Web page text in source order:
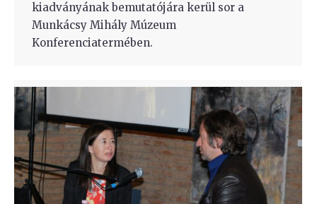
kiadványának bemutatójára kerül sor a
Munkácsy Mihály Múzeum
Konferenciatermében.